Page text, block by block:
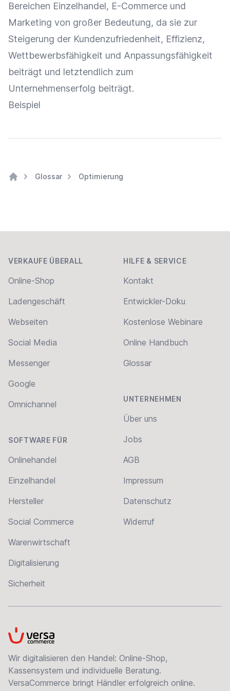
Bereichen Einzelhandel, E-Commerce und
Marketing von großer Bedeutung, da sie zur
Steigerung der Kundenzufriedenheit, Effizienz,
Wettbewerbsfähigkeit und Anpassungsfähigkeit
beiträgt und letztendlich zum
Unternehmenserfolg beiträgt.
Beispiel
Glossar Optimierung
VERKAUFE ÜBERALL
Online-Shop
Ladengeschäft
Webseiten
Social Media
Messenger
Google
Omnichannel
SOFTWARE FÜR
Onlinehandel
Einzelhandel
Hersteller
Social Commerce
Warenwirtschaft
Digitalisierung
Sicherheit
HILFE & SERVICE
Kontakt
Entwickler-Doku
Kostenlose Webinare
Online Handbuch
Glossar
UNTERNEHMEN
Über uns
Jobs
AGB
Impressum
Datenschutz
Widerruf
VersaCommerce
Wir digitalisieren den Handel: Online-Shop,
Kassensystem und individuelle Beratung.
VersaCommerce bringt Händler erfolgreich online.